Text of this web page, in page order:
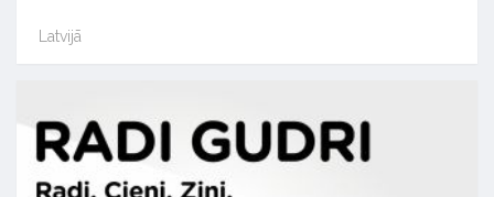
Latvijā